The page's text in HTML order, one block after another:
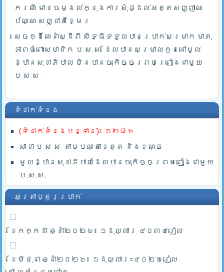
ករណី មានចម្ងល់ក្នុងការសុំផ្ដល់អត្តសញ្ញាណ
ប័ណ្ណ សញ្ជាតិខ្មែរ
សេចក្ដីណែនាំស្ដីពី សិទ្ធិទទួលបានប្រាក់សម្រាក មាតុ
ភាពចំពោះសមាជិក ប.ស.ស. ដែលបានសម្រាលកូននៅមូល
ដ្ឋានសុខាភិបាល មិនបានចុះកិច្ចព្រមព្រៀងជាមួយ
ប.ស.ស.
ទំនាក់ទំនង
(ទំនាក់ទំនងបន្ទាន់)៖ ១២៨៦
សាខា ប.ស.ស. តាមបណ្តាខេត្ត និងខណ្ឌ
មូលដ្ឋានសុខាភិបាលដែលបានចុះកិច្ចព្រមពៀងជាមួយ
ប.ស.ស.
អត្រាប្តូរប្រាក់
ខែកក្កដា ឆ្នាំ២០២៦៖ ១ដុល្លារ ៤០៣៤រៀល
ខែមិថុនា ឆ្នាំ២០២៦៖ ១ដុល្លារ=៤០២៦រៀល